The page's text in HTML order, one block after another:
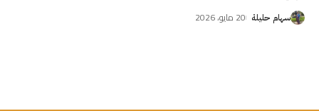
سهام حليلة 20 مايو، 2026